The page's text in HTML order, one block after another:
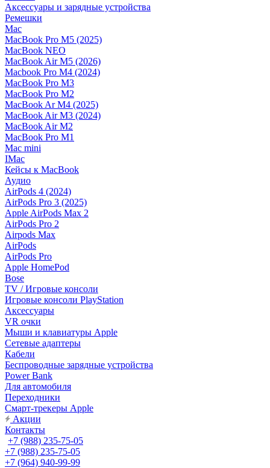
Аксессуары и зарядные устройства
Ремешки
Mac
MacBook Pro M5 (2025)
MacBook NEO
MacBook Air M5 (2026)
Macbook Pro M4 (2024)
MacBook Pro M3
MacBook Pro M2
MacBook Ar M4 (2025)
MacBook Air M3 (2024)
MacBook Air M2
MacBook Pro M1
Mac mini
IMac
Кейсы к MacBook
Аудио
AirPods 4 (2024)
AirPods Pro 3 (2025)
Apple AirPods Max 2
AirPods Pro 2
Airpods Max
AirPods
AirPods Pro
Apple HomePod
Bose
TV / Игровые консоли
Игровые консоли PlayStation
Аксессуары
VR очки
Мыши и клавиатуры Apple
Сетевые адаптеры
Кабели
Беспроводные зарядные устройства
Power Bank
Для автомобиля
Переходники
Смарт-трекеры Apple
Акции
Контакты
+7 (988) 235-75-05
+7 (988) 235-75-05
+7 (964) 940-99-99